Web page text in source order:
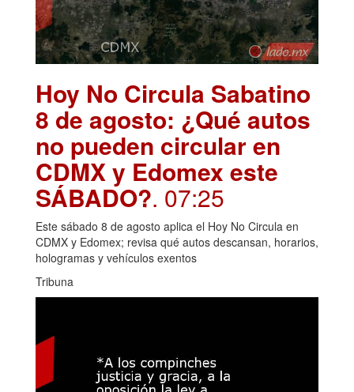
Hoy No Circula Sabatino
8 de agosto: ¿Qué autos
no pueden circular en
CDMX y Edomex este
SÁBADO?. 07:25
Este sábado 8 de agosto aplica el Hoy No Circula en
CDMX y Edomex; revisa qué autos descansan, horarios,
hologramas y vehículos exentos
Tribuna